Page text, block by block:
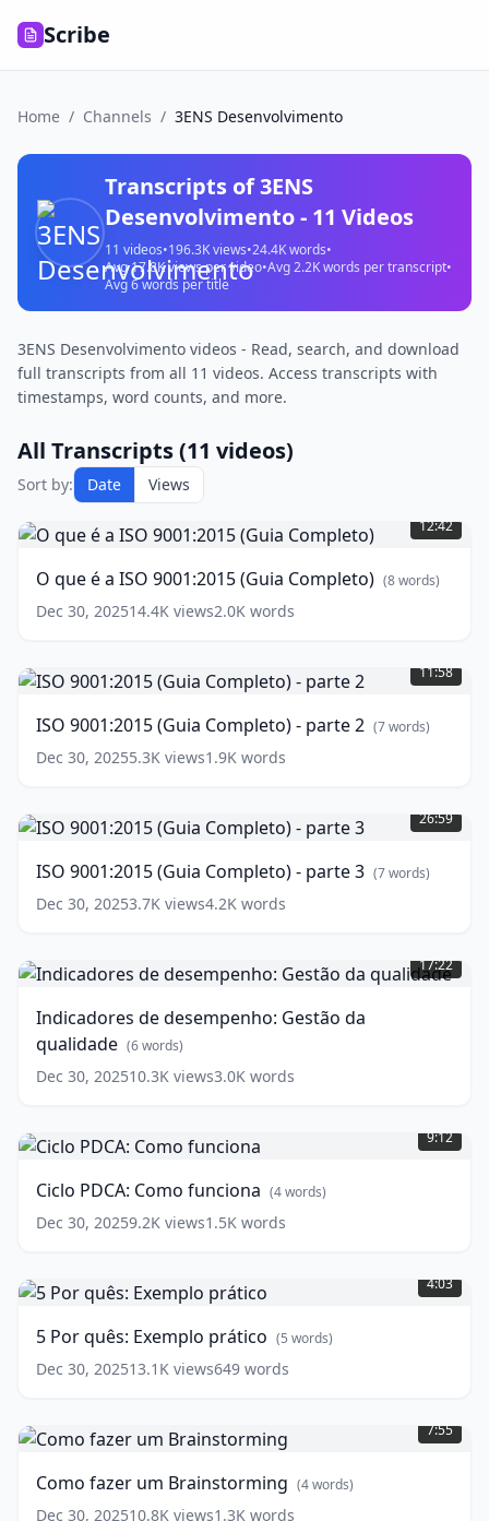
Scribe
Home / Channels / 3ENS Desenvolvimento
Transcripts of3ENS
Desenvolvimento- 11 Videos
11 videos•196.3Kviews•24.4Kwords•
Avg17.8Kviews per video•Avg2.2Kwords per transcript•
Avg6words per title
3ENS Desenvolvimento videos - Read, search, and download
full transcripts from all 11 videos. Access transcripts with
timestamps, word counts, and more.
All Transcripts (11 videos)
Sort by: Date Views
O
que
é
ISO
9001:2015
(8
12:42
O que é a ISO 9001:2015 (Guia Completo) (8words)
Dec 30, 202514.4K views2.0K words
9001:2015
(Guia
-
parte
11:58
ISO 9001:2015 (Guia Completo) - parte 2 (7words)
Dec 30, 20255.3K views1.9K words
9001:2015
(Guia
-
parte
26:59
ISO 9001:2015 (Guia Completo) - parte 3 (7words)
Dec 30, 20253.7K views4.2K words
de
desempenho:
da
qualidade (
words)
17:22
Indicadores de desempenho: Gestão da
qualidade (6words)
Dec 30, 202510.3K views3.0K words
PDCA:
Como
words)
9:12
Ciclo PDCA: Como funciona (4words)
Dec 30, 20259.2K views1.5K words
Por
quês:
prático
(5
words)
4:03
5 Por quês: Exemplo prático (5 words)
Dec 30, 202513.1K views649 words
fazer
um
words)
7:55
Como fazer um Brainstorming (4words)
Dec 30, 202510.8K views1.3K words